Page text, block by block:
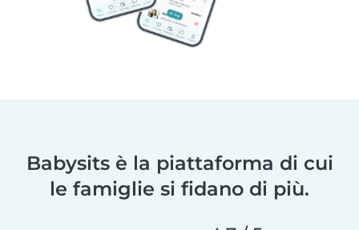
Babysits è la piattaforma di cui
le famiglie si fidano di più.